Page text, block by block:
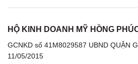
HỘ KINH DOANH MỸ HỒNG
GCNKD số 41M8029587 UBND QUẬN
11/05/2015